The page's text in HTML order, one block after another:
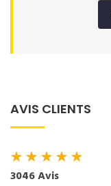
AVIS CLIENTS
★★★★★
3046 Avis